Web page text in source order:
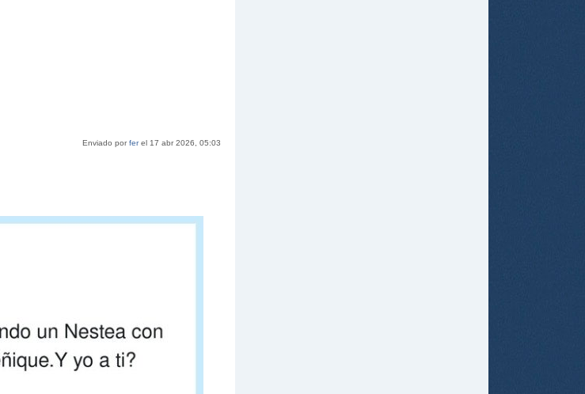
Enviado porferel 17 abr 2026, 05:03